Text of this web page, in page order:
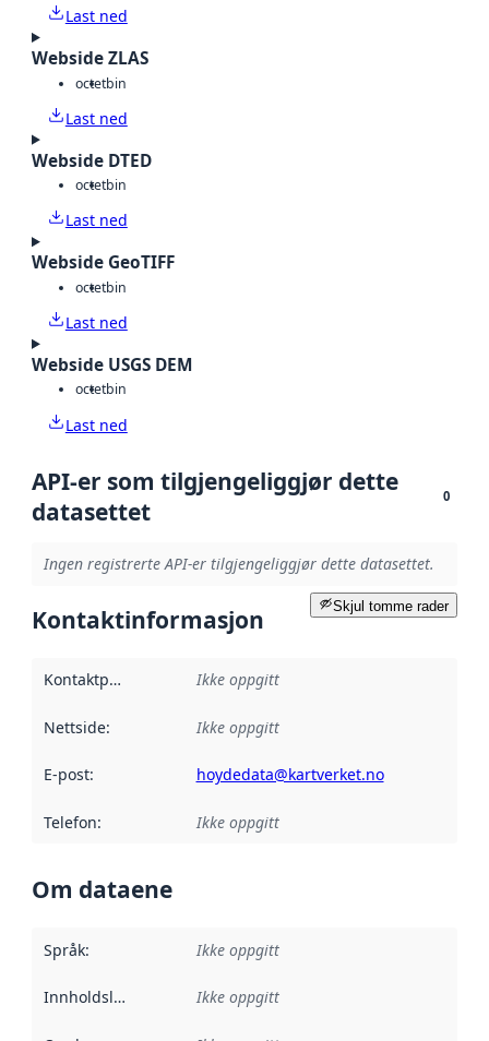
Last ned
Webside ZLAS
octetbin
Last ned
Webside DTED
octetbin
Last ned
Webside GeoTIFF
octetbin
Last ned
Webside USGS DEM
octetbin
Last ned
API-er som tilgjengeliggjør dette
datasettet
0
Ingen registrerte API-er tilgjengeliggjør dette datasettet.
Skjul tomme rader
Kontaktinformasjon
Kontaktpunkt Ikke oppgitt
Nettside: Ikke oppgitt
E-post: hoydedata@kartverket.no
Telefon: Ikke oppgitt
Om dataene
Språk: Ikke oppgitt
Innholdsleverandører :
Ikke oppgitt